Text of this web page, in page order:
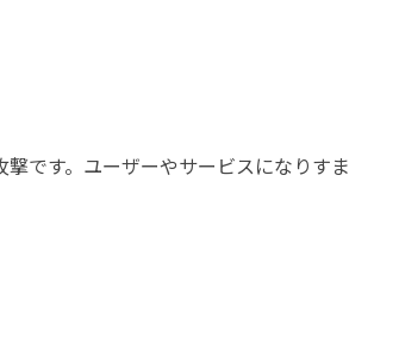
です。ユーザーやサービスになりすま